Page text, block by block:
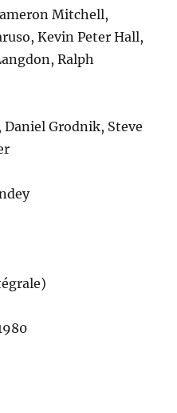
Mitchell,
Kevin Peter Hall,
Ralph
Daniel Grodnik, Steve